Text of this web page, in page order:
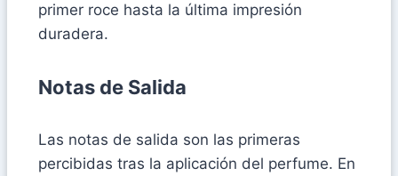
primer roce hasta la última impresión
duradera.
Notas de Salida
Las notas de salida son las primeras
percibidas tras la aplicación del perfume. En